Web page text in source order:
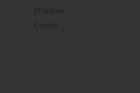
Přihlášení
Kontakt